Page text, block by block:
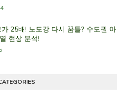
25배! 노도강 다시 꿈틀? 수도권 아
현상 분석!